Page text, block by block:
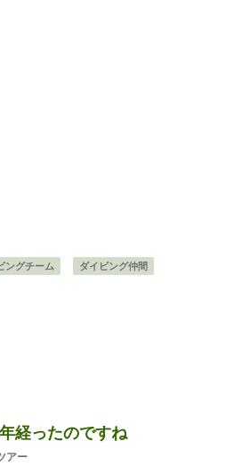
ングチーム
ダイビング仲間
経ったのですね
アー